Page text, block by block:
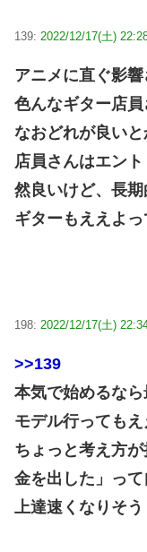
139: 2022/12/17(土)
アニメに直ぐ影
色んなギター店
なおどれが良い
店員さんはエン
然良いけど、長
ギターもええよ
198: 2022/12/17(土)
>>139
本気で始めるな
モデル行っても
ちょっと考え方
金を出した」っ
上達速くなりそう